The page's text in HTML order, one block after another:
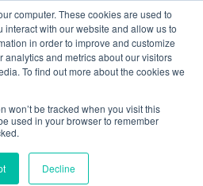
computer. These cookies are used to
with our website and allow us to
in order to improve and customize
and metrics about our visitors
To find out more about the cookies we
won’t be tracked when you visit this
used in your browser to remember
Decline
formation SST et
Incendie
depuis 2015